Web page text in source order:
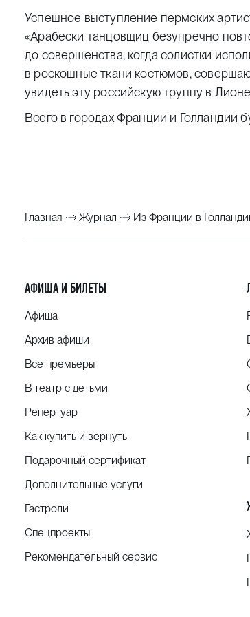
Успешное выступление пермских
«Арабески танцовщиц безупречно
до совершенства, когда солистки
в роскошные ткани костюмов,
увидеть эту российскую труппу в
Всего в городах Франции и Голландии
Главная Журнал Из Франции в
АФИША И БИЛЕТЫ
Афиша
Архив афиши
Все премьеры
В театр с детьми
Репертуар
Как купить и вернуть
Подарочный сертификат
Дополнительные услуги
Гастроли
Спецпроекты
Рекомендательный сервис